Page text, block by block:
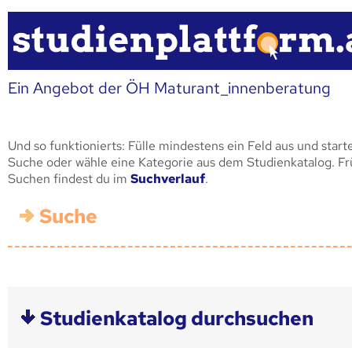
Ein Angebot der ÖH Maturant_innenberatung
Und so funktionierts: Fülle mindestens ein Feld aus und
Suche oder wähle eine Kategorie aus dem Studienkatalog.
Suchen findest du im Suchverlauf.
Suche
Studienkatalog durchsuchen